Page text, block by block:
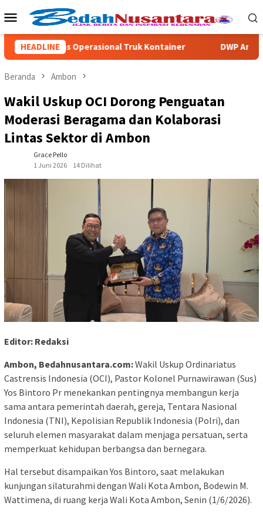
ke
Menu
Mobile
HEADLINE
Prioritas Operasional Truk Kontainer DWP Ambon
Beranda Ambon
Wakil Uskup OCI Dorong Penguatan
Moderasi Beragama dan Kolaborasi
Lintas Sektor di Ambon
Grace Pello
1 Juni 2026
14 Dilihat
Editor: Redaksi
Ambon, Bedahnusantara.com:Wakil Uskup Ordinariatus
Castrensis Indonesia (OCI), Pastor Kolonel Purnawirawan (Sus)
Yos Bintoro Pr menekankan pentingnya membangun kerja
sama antara pemerintah daerah, gereja, Tentara Nasional
Indonesia (TNI), Kepolisian Republik Indonesia (Polri), dan
seluruh elemen masyarakat dalam menjaga persatuan, serta
memperkuat kehidupan berbangsa dan bernegara.
Hal tersebut disampaikan Yos Bintoro, saat melakukan
kunjungan silaturahmi dengan Wali Kota Ambon, Bodewin M.
Wattimena, di ruang kerja Wali Kota Ambon, Senin (1/6/2026).